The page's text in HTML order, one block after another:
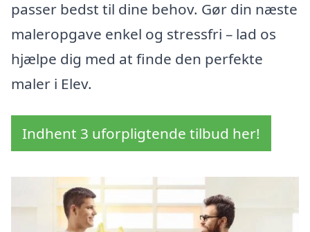
passer bedst til dine behov. Gør din næste
maleropgave enkel og stressfri – lad os
hjælpe dig med at finde den perfekte
maler i Elev.
Indhent 3 uforpligtende tilbud her!